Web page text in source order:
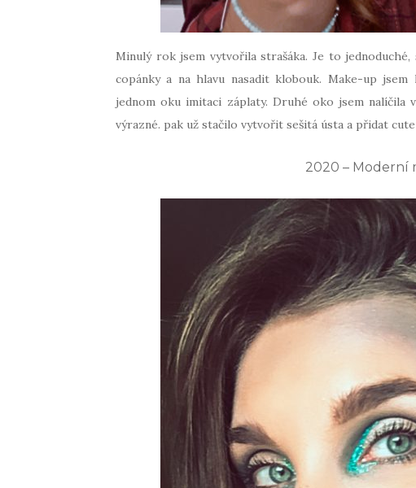
Minulý rok jsem vytvořila strašáka. Je to
copánky a na hlavu nasadit klobouk. Make-up
jednom oku imitaci záplaty. Druhé oko jsem nalíčila
výrazné. pak už stačilo vytvořit sešitá ústa a přidat
2020 – Moderní